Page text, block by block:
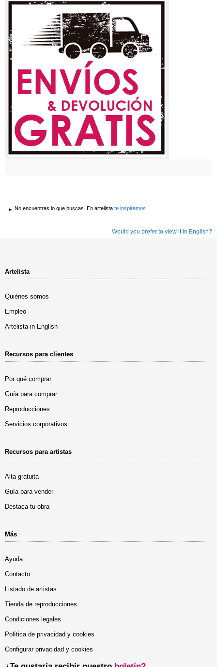
No encuentras lo que buscas. En artelista te inspiramos
Would you prefer to view it in English?
Artelista
Quiénes somos
Empleo
Artelista in English
Recursos para clientes
Por qué comprar
Guía para comprar
Reproducciones
Servicios corporativos
Recursos para artistas
Alta gratuita
Guía para vender
Destaca tu obra
Más
Ayuda
Contacto
Listado de artistas
Tienda de reproducciones
Condiciones legales
Política de privacidad y cookies
Configurar privacidad y cookies